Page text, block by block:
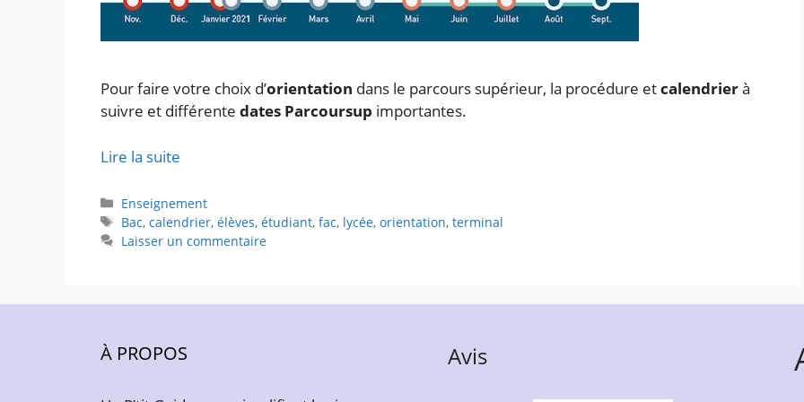
Pour faire votre choix d’orientation dans le parcours supérieur, la procédure etcalendrierà
suivre et différente dates Parcoursup importantes.
Lire la suite
Catégories
Enseignement
Étiquettes
Bac,calendrier,élèves,étudiant,fac, lycée,orientation,terminal
Laisser un commentaire
À PROPOS Avis